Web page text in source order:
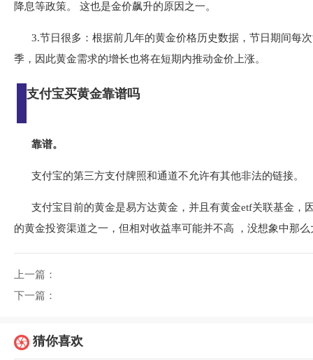
降息等政策。 这也是金价飙升的原因之一。
3.节日很多：根据前几年的黄金价格历史数据，节日期间每
季，因此黄金需求的增长也将在短期内推动金价上涨。
支付宝买黄金靠谱吗
靠谱。
支付宝的第三方支付牌照和通道不允许有其他非法的链接。
支付宝目前的黄金是易方达黄金，并且有黄金etf关联基金，
的黄金投资渠道之一，但相对收益率可能并不高 ，没想象中那么
上一篇：
下一篇：
猜你喜欢